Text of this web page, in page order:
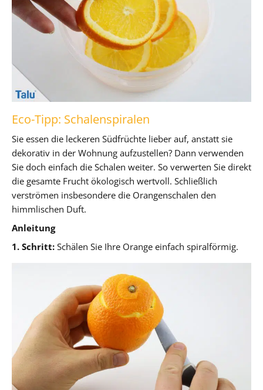
Eco-Tipp: Schalenspiralen
Sie essen die leckeren Südfrüchte lieber auf, anstatt sie
dekorativ in der Wohnung aufzustellen? Dann verwenden
Sie doch einfach die Schalen weiter. So verwerten Sie direkt
die gesamte Frucht ökologisch wertvoll. Schließlich
verströmen insbesondere die Orangenschalen den
himmlischen Duft.
Anleitung
1. Schritt: Schälen Sie Ihre Orange einfach spiralförmig.